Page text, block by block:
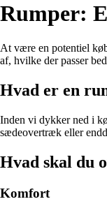
Rumper:
At være en potentiel
af, hvilke der passer
Hvad er en
Inden vi dykker ned i
sædeovertræk eller
Hvad skal du
Komfort